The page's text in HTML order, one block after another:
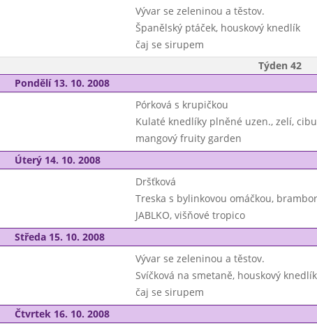
Vývar se zeleninou a těstov.
Španělský ptáček, houskový knedlík
čaj se sirupem
Týden 42
Pondělí 13. 10. 2008
Pórková s krupičkou
Kulaté knedlíky plněné uzen., zelí,
mangový fruity garden
Úterý 14. 10. 2008
Dršťková
Treska s bylinkovou omáčkou,
JABLKO, višňové tropico
Středa 15. 10. 2008
Vývar se zeleninou a těstov.
Svíčková na smetaně, houskový
čaj se sirupem
Čtvrtek 16. 10. 2008